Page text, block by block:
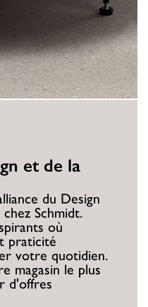
et de la
du Design
Schmidt.
où
praticité
votre quotidien.
magasin le plus
d'offres